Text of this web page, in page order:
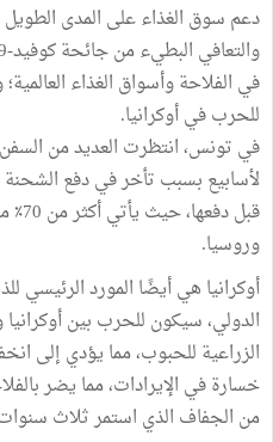
دعم سوق الغذاء على المدى الطويل
في الفلاحة وأسواق الغذاء العالمية؛
للحرب في أوكرانيا.
في تونس، انتظرت العديد من
لأسابيع بسبب تأخر في دفع
قبل
وروسيا.
أوكرانيا هي أيضًا المورد الرئيسي
الدولي، سيكون للحرب بين
الزراعية للحبوب، مما يؤدي إلى
خسارة في الإيرادات، مما يضر
من الجفاف الذي استمر ثلاث